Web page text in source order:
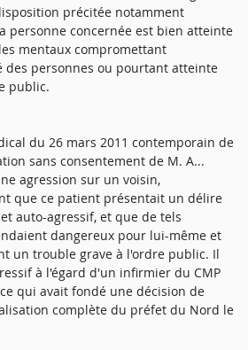
précitée notamment
personne concernée est bien atteinte
mentaux compromettant
des personnes ou pourtant atteinte
public.
du 26 mars 2011 contemporain de
sans consentement de M. A...
agression sur un voisin,
que ce patient présentait un délire
auto-agressif, et que de tels
dangereux pour lui-même et
un trouble grave à l'ordre public. Il
à l'égard d'un infirmier du CMP
qui avait fondé une décision de
complète du préfet du Nord le